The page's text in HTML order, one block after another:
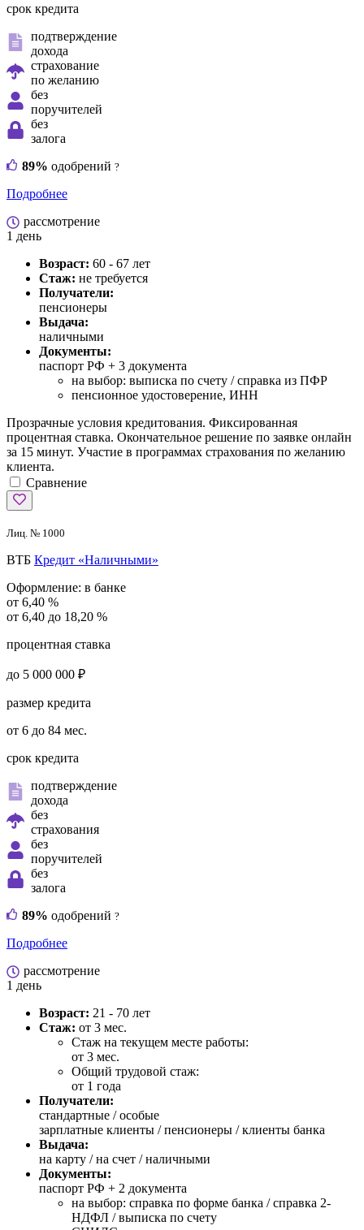
срок кредита
подтверждение
дохода
страхование
по желанию
без
поручителей
без
залога
89% одобрений ?
Подробнее
рассмотрение
1 день
Возраст: 60 - 67 лет
Стаж: не требуется
Получатели:
пенсионеры
Выдача:
наличными
Документы:
паспорт РФ + 3 документа
на выбор: выписка по счету / справка из ПФР
пенсионное удостоверение, ИНН
Прозрачные условия кредитования. Фиксированная
процентная ставка. Окончательное решение по заявке онлайн
за 15 минут. Участие в программах страхования по желанию
клиента.
Сравнение
Лиц. № 1000
ВТБ Кредит «Наличными»
Оформление: в банке
от 6,40 %
от 6,40 до 18,20 %
процентная ставка
до 5 000 000 ₽
размер кредита
от 6 до 84 мес.
срок кредита
подтверждение
дохода
без
страхования
без
поручителей
без
залога
89% одобрений ?
Подробнее
рассмотрение
1 день
Возраст: 21 - 70 лет
Стаж: от 3 мес.
Стаж на текущем месте работы:
от 3 мес.
Общий трудовой стаж:
от 1 года
Получатели:
стандартные /особые
зарплатные клиенты / пенсионеры / клиенты банка
Выдача:
на карту / на счет / наличными
Документы:
паспорт РФ + 2 документа
на выбор: справка по форме банка / справка 2-
НДФЛ / выписка по счету